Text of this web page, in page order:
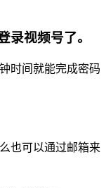
录视频号了。
时间就能完成密码
也可以通过邮箱来